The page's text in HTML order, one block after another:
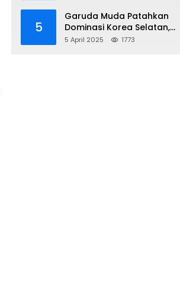
5
Garuda Muda Patahkan
Dominasi Korea Selatan,
Dalam Laga Pembuka Piala
5 April 2025 1773